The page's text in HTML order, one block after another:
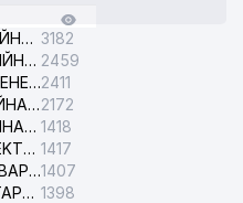
ЯШНАБАДСКАЯ АВАРИЙНАЯ СЛУЖБА ЭЛЕКТРОСЕТИ 3182
ЧИЛАНЗАРСКАЯ АВАРИЙНАЯ СЛУЖБА ЭЛЕКТРОСЕТИ 2459
ТЕЛЕФОНЫ ДОВЕРИЯ ГЕНЕРАЛЬНОЙ ПРОКУРАТУРЫ РЕСПУБЛИКИ УЗБЕКИСТАН2411
АЛМАЗАРСКАЯ АВАРИЙНАЯ СЛУЖБА ЭЛЕКТРОСЕТИ2172
УЧТЕПИНСКАЯ АВАРИЙНАЯ СЛУЖБА ЭЛЕКТРОСЕТИ 1418
TOSHKENT SHAHAR ELEKTR TARMOQLARI KORXONASI АО 1417
ШАЙХАНТАХУРСКАЯ АВАРИЙНАЯ СЛУЖБА ЭЛЕКТРОСЕТИ1407
САМАРКАНД ЭЛЕКТР ТАРМОКЛАРИ АО 1398